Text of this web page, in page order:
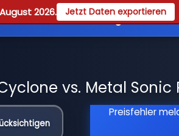
2026. Jetzt Daten exportieren
Guides Registrieren
Cyclone vs. Metal
Preisfehler